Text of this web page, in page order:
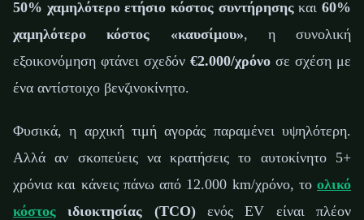
50% χαμηλότερο ετήσιο κόστος συντήρησηςκαι60%
χαμηλότερο κόστος «καυσίμου», η συνολική
εξοικονόμηση φτάνει σχεδόν €2.000/χρόνο σε σχέση με
ένα αντίστοιχο βενζινοκίνητο.
Φυσικά, η αρχική τιμή αγοράς παραμένει υψηλότερη.
Αλλά αν σκοπεύεις να κρατήσεις το αυτοκίνητο 5+
χρόνια και κάνεις πάνω από 12.000 km/χρόνο, το ολικό
κόστος ιδιοκτησίας (TCO)ενός EV είναι πλέον